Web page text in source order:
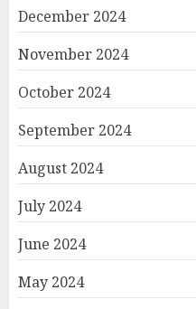
December 2024
November 2024
October 2024
September 2024
August 2024
July 2024
June 2024
May 2024